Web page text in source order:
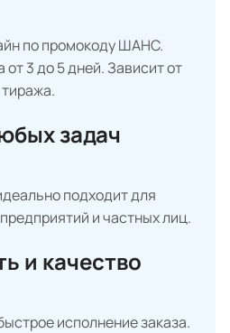
по промокоду ШАНС.
от 3 до 5 дней. Зависит от
тиража.
задач
подходит для
и частных лиц.
и качество
исполнение заказа.